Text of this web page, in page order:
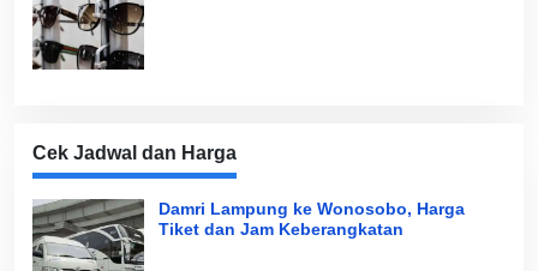
Cek Jadwal dan Harga
Damri Lampung ke Wonosobo, Harga
Tiket dan Jam Keberangkatan